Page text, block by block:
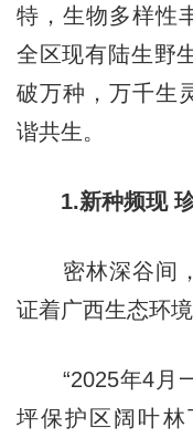
特，生物多样性
全区现有陆生野
破万种，万千生
谐共生。
1.新种频现 珍
密林深谷间，
证着广西生态环境
“2025年4月一
坪保护区阔叶